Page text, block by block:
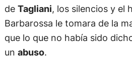
de Tagliani, los silencios y el
Barbarossa le tomara de la
que lo que no había sido
un abuso.